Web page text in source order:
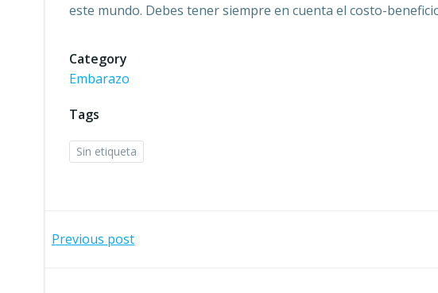
este mundo. Debes tener siempre en cuenta el costo-
Category
Embarazo
Tags
Sin etiqueta
Navegación
Previous post